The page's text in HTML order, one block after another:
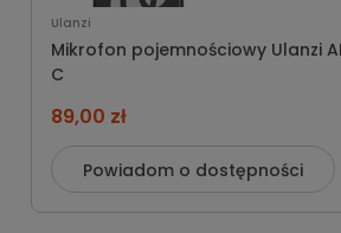
Ulanzi
Mikrofon pojemnościowy Ulanzi
C
89,00 zł
Powiadom o dostępności